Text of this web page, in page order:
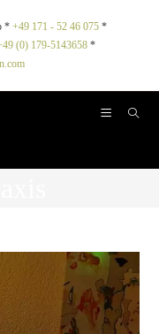
* +49 171 - 52 46 075 *
(0) 179-5143658*